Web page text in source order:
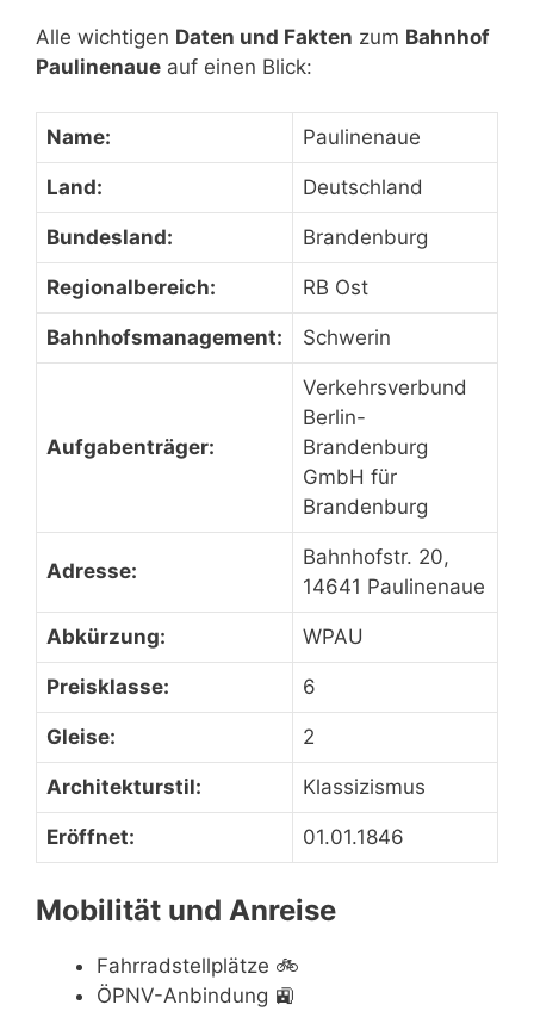
Alle wichtigen Daten und Fakten zum Bahnhof
Paulinenaue auf einen Blick:
Name: Paulinenaue
Land: Deutschland
Bundesland: Brandenburg
Regionalbereich: RB Ost
Bahnhofsmanagement: Schwerin
Aufgabenträger:
Verkehrsverbund
Berlin-
Brandenburg
GmbH für
Brandenburg
Adresse:
Bahnhofstr. 20,
14641 Paulinenaue
Abkürzung: WPAU
Preisklasse: 6
Gleise: 2
Architekturstil: Klassizismus
Eröffnet: 01.01.1846
Mobilität und Anreise
Fahrradstellplätze 🚲
ÖPNV-Anbindung 🚉